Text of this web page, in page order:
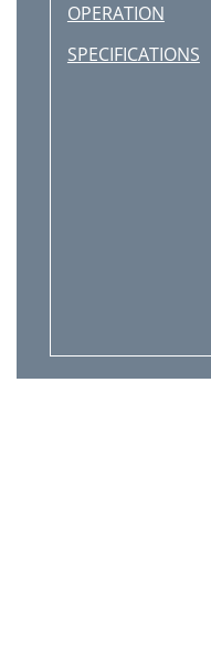
OPERATION
SPECIFICATIONS